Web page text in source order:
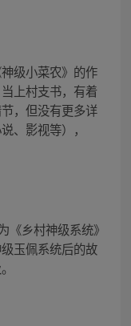
级小菜农》的作
上村支书，有着
，但没有更多详
、影视等），
《乡村神级系统》
玉佩系统后的故